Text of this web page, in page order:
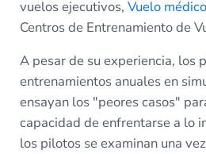
vuelos ejecutivos, Vuelo médico
Centros de Entrenamiento de
A pesar de su experiencia, los
entrenamientos anuales en
ensayan los "peores casos"
capacidad de enfrentarse a lo
los pilotos se examinan una